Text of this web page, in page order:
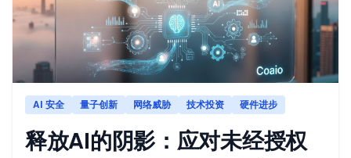
AI 安全 量子创新 网络威胁 技术投资 硬件进步
释放AI的阴影：应对未经授权